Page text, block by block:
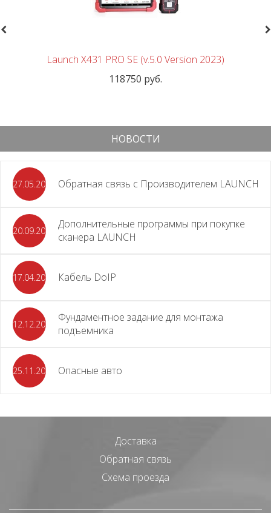
Launch X431 PRO SE (v.5.0 Version 2023)
118750 руб.
НОВОСТИ
27.05.2026 Обратная связь с Производителем LAUNCH
20.09.2025
Дополнительные программы при покупке
сканера LAUNCH
17.04.2024 Кабель DoIP
12.12.2023
Фундаментное задание для монтажа
подъемника
25.11.2023 Опасные авто
Доставка
Обратная связь
Схема проезда